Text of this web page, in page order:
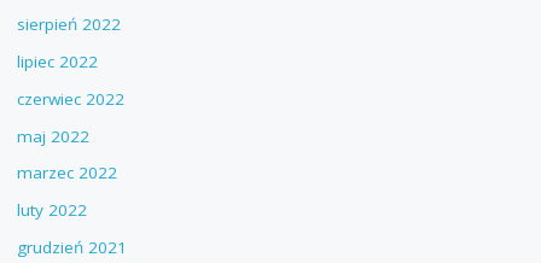
sierpień 2022
lipiec 2022
czerwiec 2022
maj 2022
marzec 2022
luty 2022
grudzień 2021